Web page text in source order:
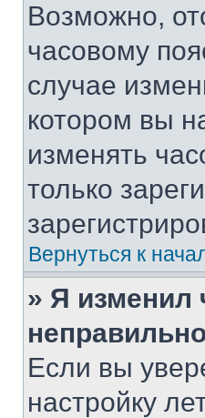
Возможно,
часовому
случае
котором вы
изменять
только
Вернуться к
» Я изменил
Если вы
настройку